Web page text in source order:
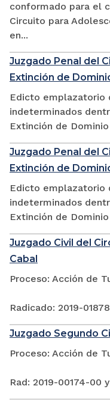
conformado para el
Circuito para
en...
Juzgado Penal del
Extinción de
Edicto emplazatorio
indeterminados
Extinción de Dominio
Juzgado Penal del
Extinción de
Edicto emplazatorio
indeterminados
Extinción de Dominio
Juzgado Civil del
Cabal
Proceso: Acción de
Radicado: 2019-01878
Juzgado Segundo
Proceso: Acción de
Rad: 2019-00174-00